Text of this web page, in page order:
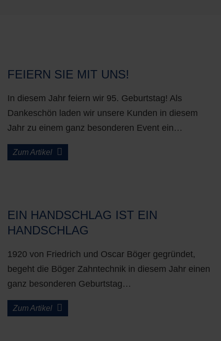
FEIERN SIE MIT UNS!
In diesem Jahr feiern wir 95. Geburtstag! Als
Dankeschön laden wir unsere Kunden in diesem
Jahr zu einem ganz besonderen Event ein…
Zum Artikel
EIN HANDSCHLAG IST EIN
HANDSCHLAG
1920 von Friedrich und Oscar Böger gegründet,
begeht die Böger Zahntechnik in diesem Jahr einen
ganz besonderen Geburtstag…
Zum Artikel